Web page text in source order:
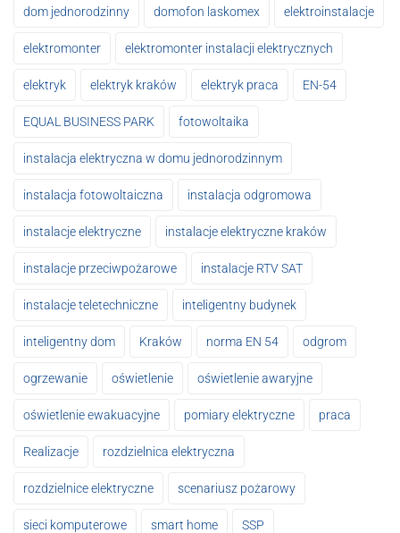
dom jednorodzinny domofon laskomex elektroinstalacje
elektromonter elektromonter instalacji elektrycznych
elektryk elektryk kraków elektryk praca EN-54
EQUAL BUSINESS PARK fotowoltaika
instalacja elektryczna w domu jednorodzinnym
instalacja fotowoltaiczna instalacja odgromowa
instalacje elektryczne instalacje elektryczne kraków
instalacje przeciwpożarowe instalacje RTV SAT
instalacje teletechniczne inteligentny budynek
inteligentny dom Kraków norma EN 54 odgrom
ogrzewanie oświetlenie oświetlenie awaryjne
oświetlenie ewakuacyjne pomiary elektryczne praca
Realizacje rozdzielnica elektryczna
rozdzielnice elektryczne scenariusz pożarowy
sieci komputerowe smart home SSP